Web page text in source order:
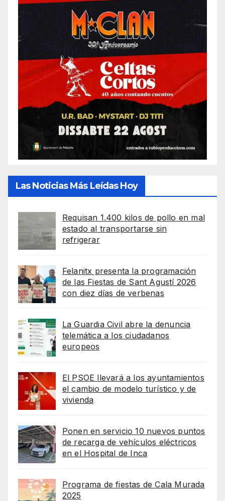
Las Noticias Más Leídas Hoy
Requisan 1.400 kilos de pollo en mal
estado al transportarse sin
refrigerar
Felanitx presenta la programación
de las Fiestas de Sant Agustí 2026
con diez días de verbenas
La Guardia Civil abre la denuncia
telemática a los ciudadanos
europeos
El PSOE llevará a los ayuntamientos
el cambio de modelo turístico y de
vivienda
Ponen en servicio 10 nuevos puntos
de recarga de vehículos eléctricos
en el Hospital de Inca
Programa de fiestas de Cala Murada
2025